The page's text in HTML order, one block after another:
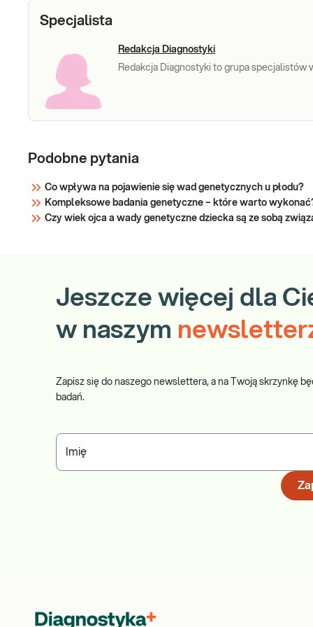
MLPA
Sprawdź
Specjalista
Redakcja Diagnostyki
Redakcja Diagnostyki to grupa specjalistów
Podobne pytania
Co wpływa na pojawienie się wad genetycznych u płodu?
Kompleksowe badania genetyczne – które warto
Czy wiek ojca a wady genetyczne dziecka są ze sobą
Jeszcze więcej dla
w naszym
Zapisz się do naszego newslettera, a na Twoją skrzynkę
badań.
Imię